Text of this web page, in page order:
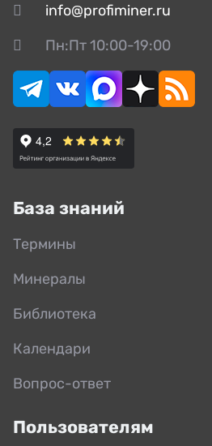
info@profiminer.ru
Пн:Пт 10:00-19:00
База знаний
Термины
Минералы
Библиотека
Календари
Вопрос-ответ
Пользователям